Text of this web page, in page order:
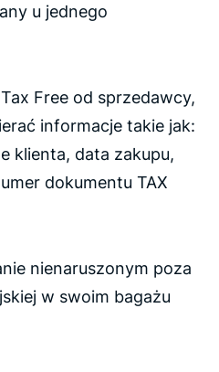
u jednego
Free od sprzedawcy,
informacje takie jak:
klienta, data zakupu,
dokumentu TAX
nienaruszonym poza
w swoim bagażu